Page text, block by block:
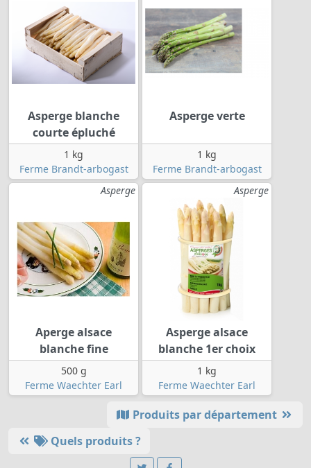
Asperge blanche
courte épluché
1 kg
Ferme Brandt-arbogast
Asperge verte
1 kg
Ferme Brandt-arbogast
Asperge
Aperge alsace
blanche fine
500 g
Ferme Waechter Earl
Asperge
Asperge alsace
blanche 1er choix
1 kg
Ferme Waechter Earl
Produits par département
Quels produits ?